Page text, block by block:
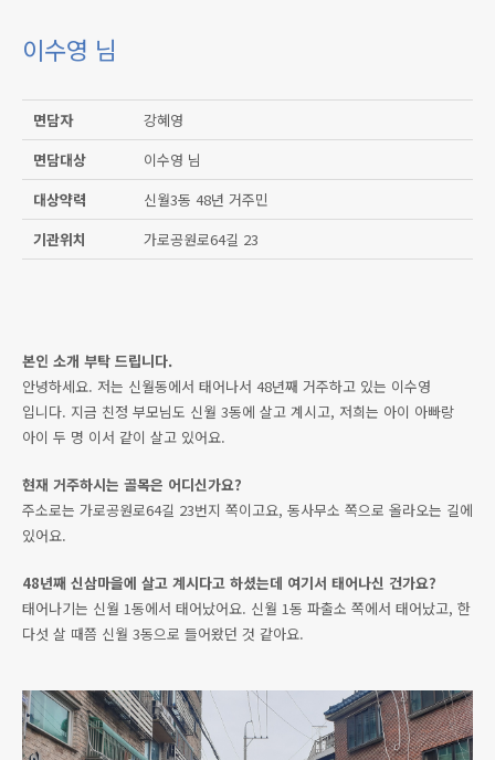
이수영 님
면담자
강혜영
면담대상
이수영 님
대상약력
신월3동 48년 거주민
기관위치
가로공원로64길 23
본인 소개 부탁 드립니다.
안녕하세요. 저는 신월동에서 태어나서 48년째 거주하고 있는 이수영
입니다. 지금 친정 부모님도 신월 3동에 살고 계시고, 저희는 아이 아빠랑
아이 두 명 이서 같이 살고 있어요.
현재 거주하시는 골목은 어디신가요?
주소로는 가로공원로64길 23번지 쪽이고요, 동사무소 쪽으로 올라오는 길에
있어요.
48년째 신삼마을에 살고 계시다고 하셨는데 여기서 태어나신 건가요?
태어나기는 신월 1동에서 태어났어요. 신월 1동 파출소 쪽에서 태어났고, 한
다섯 살 때쯤 신월 3동으로 들어왔던 것 같아요.